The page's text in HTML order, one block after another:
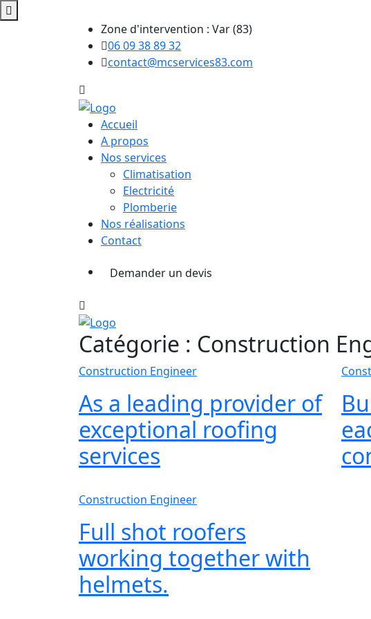
Zone d'intervention : Var (83)
06 09 38 89 32
contact@mcservices83.com
Accueil
A propos
Nos services
Climatisation
Electricité
Plomberie
Nos réalisations
Contact
Demander un devis
Catégorie : Construction
Construction Engineer
As a leading provider of
exceptional roofing
services
Construction Engineer
Full shot roofers
working together with
helmets.